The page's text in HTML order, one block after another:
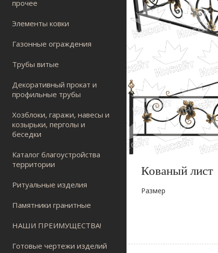
прочее
Элементы ковки
Газонные ограждения
Трубы витые
Декоративный прокат и
профильные трубы
Хозблоки, гаражи, навесы и
козырьки, перголы и
беседки
Каталог благоустройства
территории
Ритуальные изделия
Памятники гранитные
НАШИ ПРЕИМУЩЕСТВА!
Готовые чертежи изделий
Кованый лист
Размер